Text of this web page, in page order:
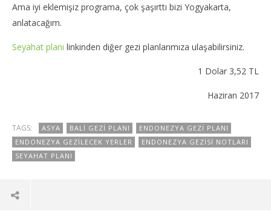
Ama iyi eklemişiz programa, çok şaşırttı bizi Yogyakarta,
anlatacağım.
Seyahat planı linkinden diğer gezi planlarımıza ulaşabilirsiniz.
1 Dolar 3,52 TL
Haziran 2017
TAGS: ASYA BALI GEZI PLANI
ENDONEZYA GEZI PLANI
ENDONEZYA GEZILECEK YERLER
ENDONEZYA GEZISI NOTLARI
SEYAHAT PLANI